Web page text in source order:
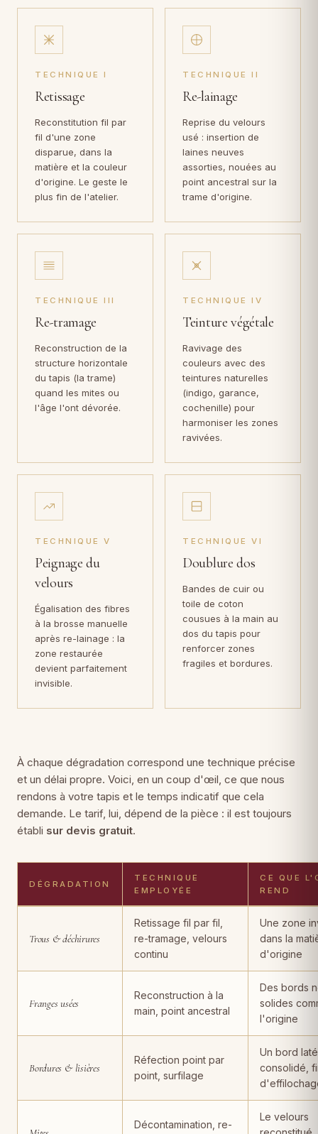
TECHNIQUE I
Retissage
Reconstitution fil par
fil d'une zone
disparue, dans la
matière et la couleur
d'origine. Le geste le
plus fin de l'atelier.
TECHNIQUE II
Re-lainage
Reprise du velours
usé : insertion de
laines neuves
assorties, nouées au
point ancestral sur la
trame d'origine.
TECHNIQUE III
Re-tramage
Reconstruction de la
structure horizontale
du tapis (la trame)
quand les mites ou
l'âge l'ont dévorée.
TECHNIQUE IV
Teinture végétale
Ravivage des
couleurs avec des
teintures naturelles
(indigo, garance,
cochenille) pour
harmoniser les zones
ravivées.
TECHNIQUE V
Peignage du
velours
Égalisation des fibres
à la brosse manuelle
après re-lainage : la
zone restaurée
devient parfaitement
invisible.
TECHNIQUE VI
Doublure dos
Bandes de cuir ou
toile de coton
cousues à la main au
dos du tapis pour
renforcer zones
fragiles et bordures.
À chaque dégradation correspond une technique précise
et un délai propre. Voici, en un coup d'œil, ce que nous
rendons à votre tapis et le temps indicatif que cela
demande. Le tarif, lui, dépend de la pièce : il est toujours
établi sur devis gratuit.
DÉGRADATION
TECHNIQUE
EMPLOYÉE
CE QUE
REND
Trous & déchirures
Retissage fil par fil,
re-tramage, velours
continu
Une zone
dans la
d'origine
Franges usées
Reconstruction à la
main, point ancestral
Des bords
solides
l'origine
Bordures & lisières
Réfection point par
point, surfilage
Un bord
consolidé,
Décontamination, re-
Le velours